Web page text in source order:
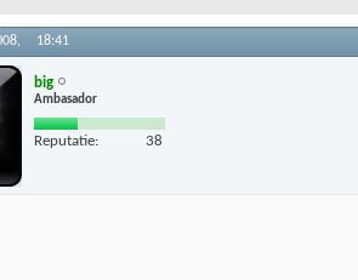
18:41
big
Ambasador
Reputatie: 38